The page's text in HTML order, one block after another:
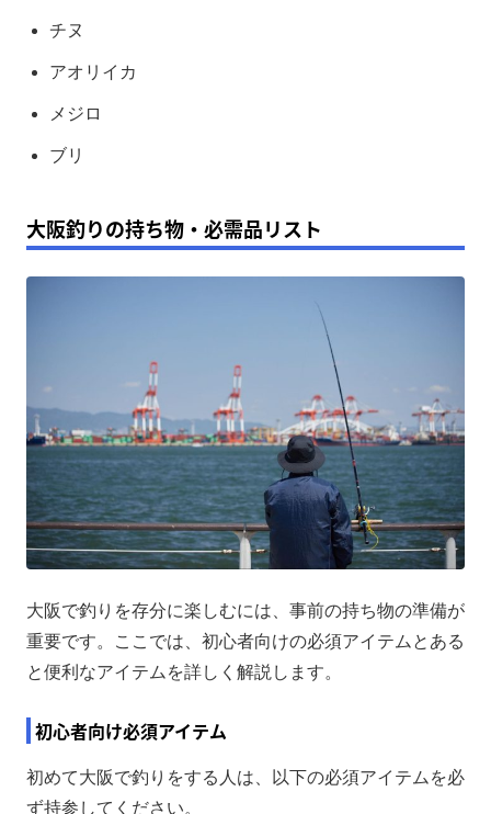
チヌ
アオリイカ
メジロ
ブリ
大阪釣りの持ち物・必需品リスト
大阪で釣りを存分に楽しむには、事前の持ち物の準備が
重要です。ここでは、初心者向けの必須アイテムとある
と便利なアイテムを詳しく解説します。
初心者向け必須アイテム
初めて大阪で釣りをする人は、以下の必須アイテムを必
ず持参してください。